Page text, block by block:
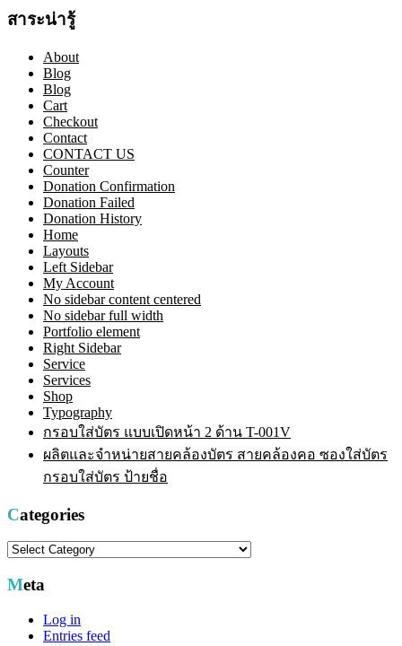
สาระน่ารู้
About
Blog
Blog
Cart
Checkout
Contact
CONTACT US
Counter
Donation Confirmation
Donation Failed
Donation History
Home
Layouts
Left Sidebar
My Account
No sidebar content centered
No sidebar full width
Portfolio element
Right Sidebar
Service
Services
Shop
Typography
กรอบใส่บัตร แบบเปิดหน้า 2 ด้าน T-001V
ผลิตและจำหน่ายสายคล้องบัตร สายคล้องคอ ซองใส่บัตร
กรอบใส่บัตร ป้ายชื่อ
Categories
Categories
Meta
Log in
Entries feed